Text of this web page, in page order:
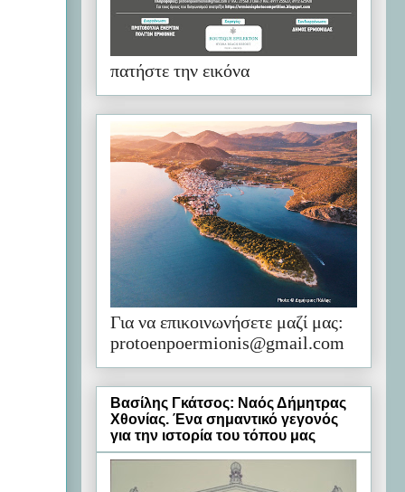
πατήστε την εικόνα
Για να επικοινωνήσετε μαζί μας:
protoenpoermionis@gmail.com
Βασίλης Γκάτσος: Ναός Δήμητρας
Χθονίας. Ένα σημαντικό γεγονός
για την ιστορία του τόπου μας